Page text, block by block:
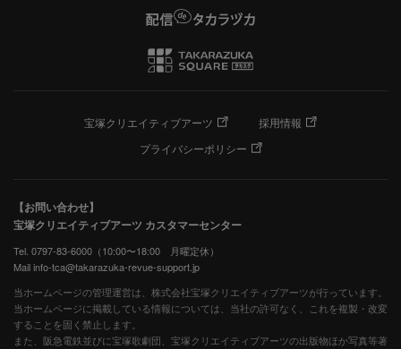
宝塚クリエイティブアーツ
採用情報
プライバシーポリシー
【お問い合わせ】
宝塚クリエイティブアーツ カスタマーセンター
Tel. 0797-83-6000（10:00〜18:00 月曜定休）
Mail info-tca@takarazuka-revue-support.jp
当ホームページの管理運営は、株式会社宝塚クリエイティブアーツが行っています。
当ホームページに掲載している情報については、当社の許可なく、これを複製・改変
することを固く禁止します。
また、阪急電鉄並びに宝塚歌劇団、宝塚クリエイティブアーツの出版物ほか写真等著